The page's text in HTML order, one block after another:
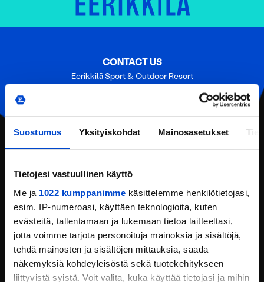
Suostumus Yksityiskohdat Mainosasetukset
Tietojesi vastuullinen käyttö
Me ja 1022 kumppanimme käsittelemme henkilötietojasi,
esim. IP-numeroasi, käyttäen teknologioita, kuten
evästeitä, tallentamaan ja lukemaan tietoa laitteeltasi,
jotta voimme tarjota personoituja mainoksia ja sisältöjä,
tehdä mainosten ja sisältöjen mittauksia, saada
näkemyksiä kohdeyleisöstä sekä tuotekehitykseen
liittyvistä syistä. Voit valita, kuka käyttää tietojasi ja mihin
CONTACT US
Eerikkilä Sport & Outdoor Resort
Tel:(+358) 201 108 200
Email:reception@eerikkila.fi
REQUEST AN OFFER
FEEDBACK